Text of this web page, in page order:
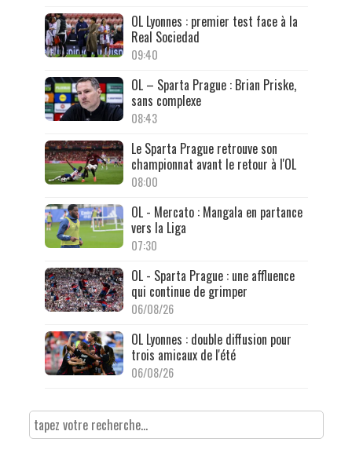
OL Lyonnes : premier test face à la
Real Sociedad
09:40
OL – Sparta Prague : Brian Priske,
sans complexe
08:43
Le Sparta Prague retrouve son
championnat avant le retour à l'OL
08:00
OL - Mercato : Mangala en partance
vers la Liga
07:30
OL - Sparta Prague : une affluence
qui continue de grimper
06/08/26
OL Lyonnes : double diffusion pour
trois amicaux de l'été
06/08/26